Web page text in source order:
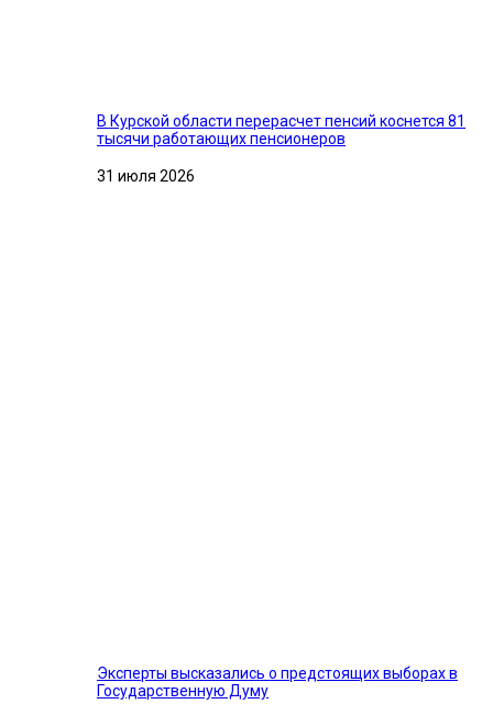
В Курской области перерасчет пенсий коснется 81
тысячи работающих пенсионеров
31 июля 2026
Эксперты высказались о предстоящих выборах в
Государственную Думу